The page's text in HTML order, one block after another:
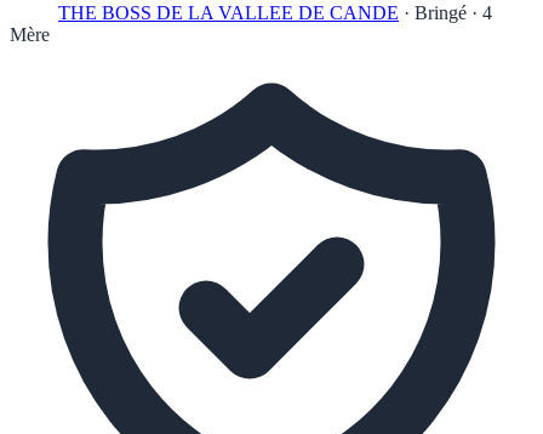
THE BOSS DE LA VALLEE DE CANDE · Bringé · 4
Mère